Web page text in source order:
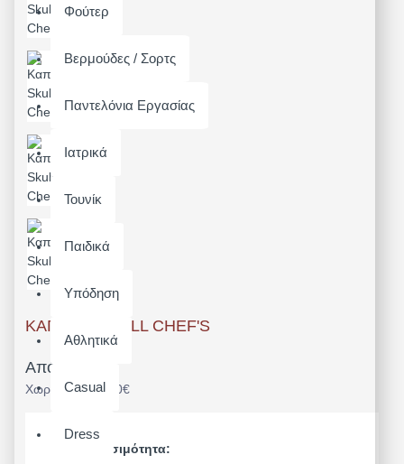
Φούτερ
Βερμούδες / Σορτς
Παντελόνια Εργασίας
Ιατρικά
Τουνίκ
Παιδικά
Υπόδηση
Αθλητικά
Casual
Dress
ΚΑΠΈΛΟ SKULL CHEF'S
Από 9,92€
Χωρίς ΦΠΑ: 8,00€
Διαθεσιμότητα: